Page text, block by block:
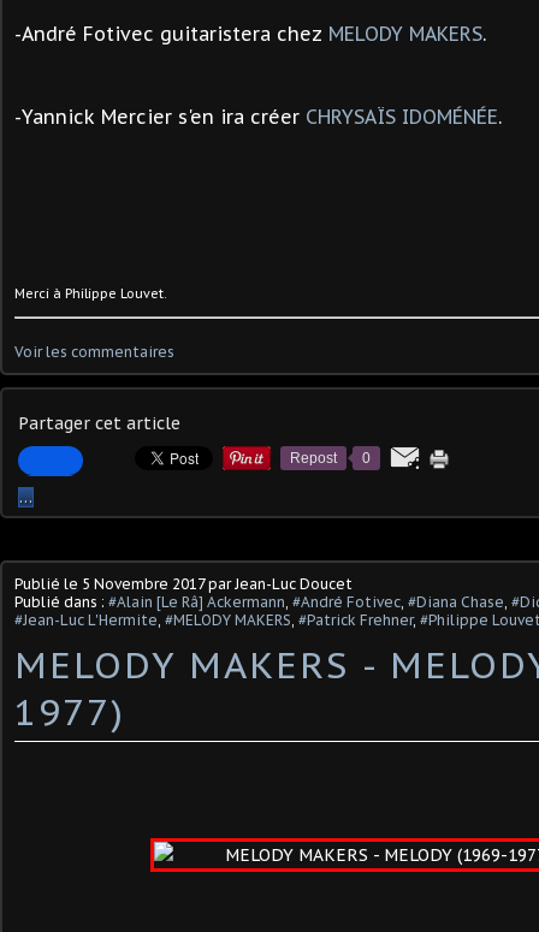
-André Fotivec guitaristera chez MELODY MAKERS.
-Yannick Mercier s'en ira créer CHRYSAÏS IDOMÉNÉE.
Merci à Philippe Louvet.
Voir les commentaires
Partager cet article
Repost 0
…
Publié le 5 Novembre 2017par Jean-Luc Doucet
Publié dans : #Alain [Le Râ] Ackermann, #André Fotivec, #Diana Chase,
#Jean-Luc L'Hermite, #MELODY MAKERS, #Patrick Frehner, #Philippe
MELODY MAKERS -
1977)